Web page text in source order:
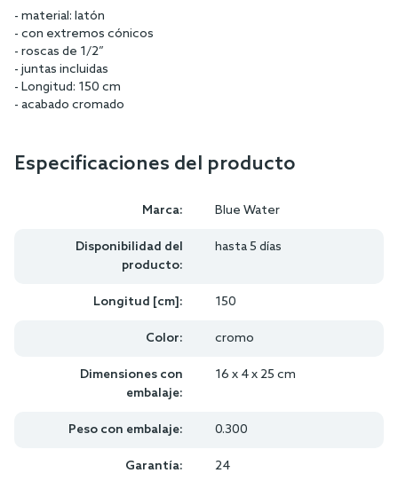
- material: latón
- con extremos cónicos
- roscas de 1/2”
- juntas incluidas
- Longitud: 150 cm
- acabado cromado
Especificaciones del producto
Marca: Blue Water
Disponibilidad del
producto:
hasta 5 días
Longitud [cm]: 150
Color: cromo
Dimensiones con
embalaje:
16 x 4 x 25 cm
Peso con embalaje: 0.300
Garantía: 24